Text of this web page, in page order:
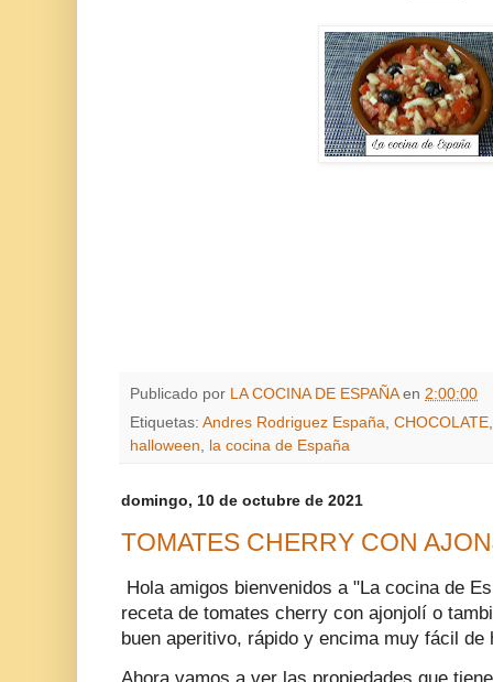
Publicado por LA COCINA DE ESPAÑA en 2:00:00
Etiquetas: Andres Rodriguez España, CHOCOLATE
halloween, la cocina de España
domingo, 10 de octubre de 2021
TOMATES CHERRY CON
Hola amigos bienvenidos a "La cocina de
receta de tomates cherry con ajonjolí o
buen aperitivo, rápido y encima muy fácil de